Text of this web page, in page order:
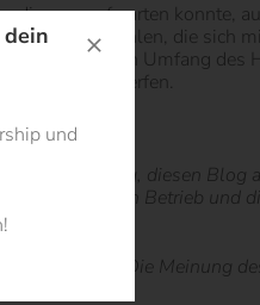
aufwarten konnte,
empfohlen, die sich
Durch den Umfang des
an sich zu werfen.
Unterstützung, diesen Blog
die wir für den Betrieb und
gestellt. Die Meinung
und